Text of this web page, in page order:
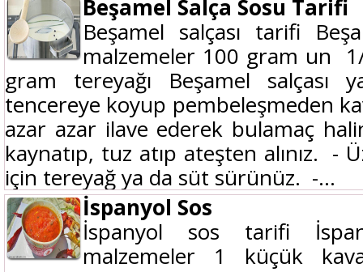
Beşamel Salça Sosu Tarifi
Beşamel salçası tarifi
malzemeler 100 gram un
gram tereyağı Beşamel salçası
tencereye koyup pembeleşmeden
azar azar ilave ederek bulamaç
kaynatıp, tuz atıp ateşten alınız. -
için tereyağ ya da süt sürünüz. -...
İspanyol Sos
İspanyol sos tarifi
malzemeler 1 küçük